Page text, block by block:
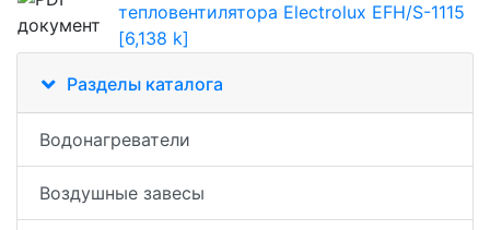
тепловентилятора Electrolux EFH/S-1115
[6,138 k]
Разделы каталога
Водонагреватели
Воздушные завесы